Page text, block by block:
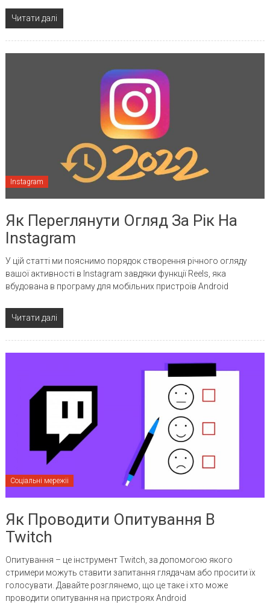
Читати далі
Instagram
Як Переглянути Огляд За Рік На
Instagram
У цій статті ми пояснимо порядок створення річного огляду
вашої активності в Instagram завдяки функції Reels, яка
вбудована в програму для мобільних пристроїв Android
Читати далі
Соціальні мережіі
Як Проводити Опитування В
Twitch
Опитування – це інструмент Twitch, за допомогою якого
стримери можуть ставити запитання глядачам або просити їх
голосувати. Давайте розглянемо, що це таке і хто може
проводити опитування на пристроях Android